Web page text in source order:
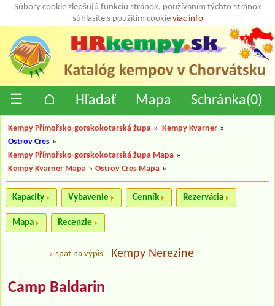
Súbory cookie zlepšujú funkciu stránok, používaním týchto stránok
súhlasíte s použitím cookie viac info
☰ ⌂ Hľadať Mapa Schránka(0)
Kempy Přímořsko-gorskokotarská župa » Kempy Kvarner »
Ostrov Cres »
Kempy Přímořsko-gorskokotarská župa Mapa »
Kempy Kvarner Mapa » Ostrov Cres Mapa »
Kapacity Vybavenie Cenník Rezervácia
Mapa Recenzie
« späť na výpis Kempy Nerezine
Camp Baldarin